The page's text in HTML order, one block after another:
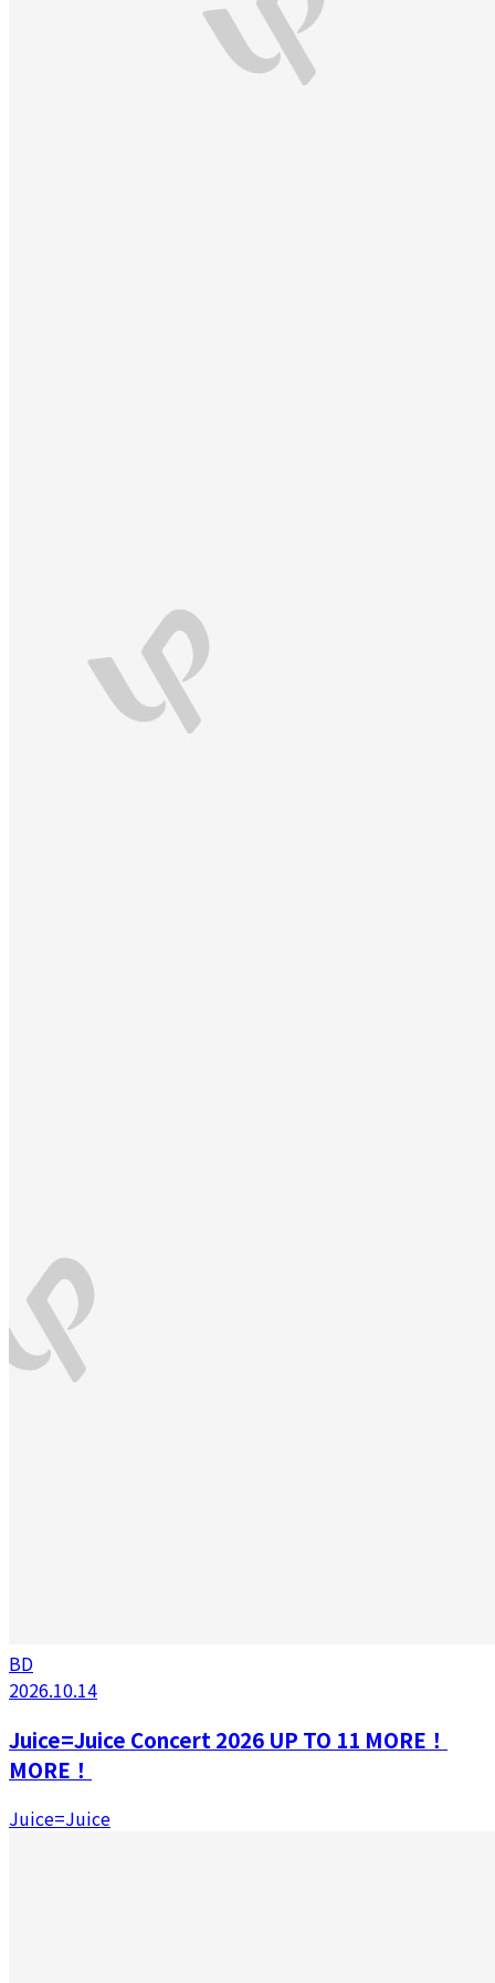
BD
2026.10.14
Juice=Juice Concert 2026 UP TO 11 MORE！
MORE！
Juice=Juice